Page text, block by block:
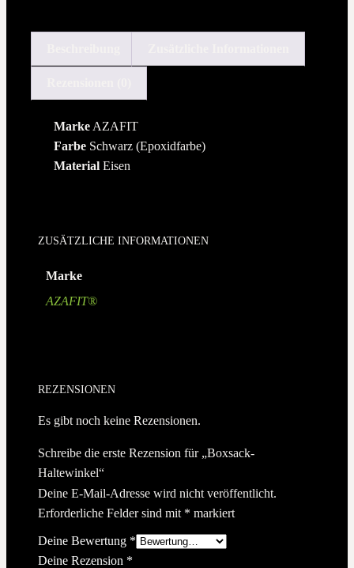
Marke AZAFIT
Farbe Schwarz (Epoxidfarbe)
Material Eisen
ZUSÄTZLICHE INFORMATIONEN
Marke
AZAFIT®
REZENSIONEN
Es gibt noch keine Rezensionen.
Schreibe die erste Rezension für „Boxsack-
Haltewinkel“
Deine E-Mail-Adresse wird nicht veröffentlicht.
Erforderliche Felder sind mit * markiert
Deine Bewertung *
Deine Rezension *